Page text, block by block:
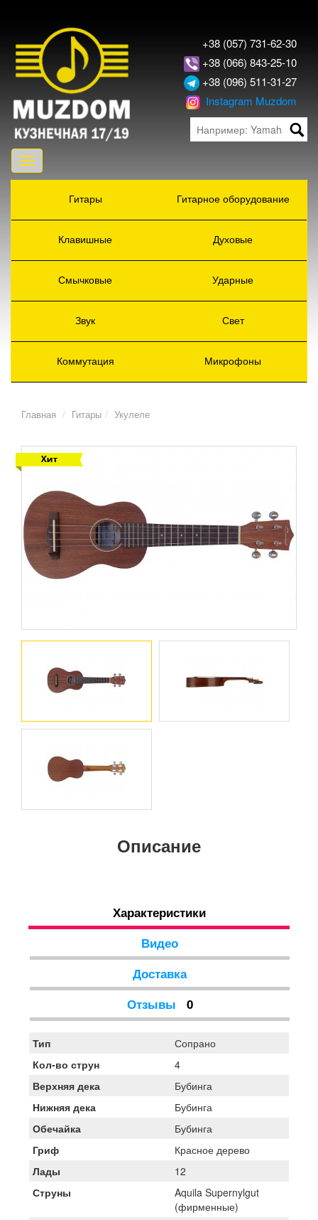
+38 (057) 731-62-30
+38 (066) 843-25-10
+38 (096) 511-31-27
Instagram Muzdom
Toggle
navigation
Гитары
Гитарное оборудование
Клавишные Духовые
Смычковые Ударные
Звук Свет
Коммутация Микрофоны
Главная Гитары Укулеле
Описание
Характеристики
Видео
Доставка
Отзывы
0
Тип
Сопрано
Кол-во струн
4
Верхняя дека
Бубинга
Нижняя дека
Бубинга
Обечайка
Бубинга
Гриф
Красное дерево
Лады
12
Струны
Aquila Supernylgut
(фирменные)